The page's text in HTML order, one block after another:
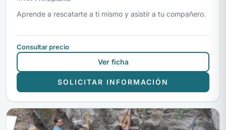
Aprende a rescatarte a ti mismo y asistir a tu compañero.
Consultar precio
Ver ficha
SOLICITAR INFORMACIÓN